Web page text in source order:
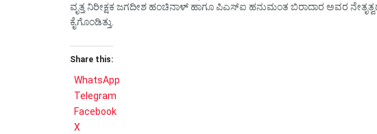
ವೃತ್ತ ನಿರೀಕ್ಷಕ ಜಗದೀಶ ಹಂಚಿನಾಳ್ ಹಾಗೂ ಪಿಎಸ್‌ಐ ಹನುಮಂತ ಬಿರಾದಾರ ಅವರ
ಕೈಗೊಂಡಿತ್ತು.
Share this:
WhatsApp
Telegram
Facebook
X